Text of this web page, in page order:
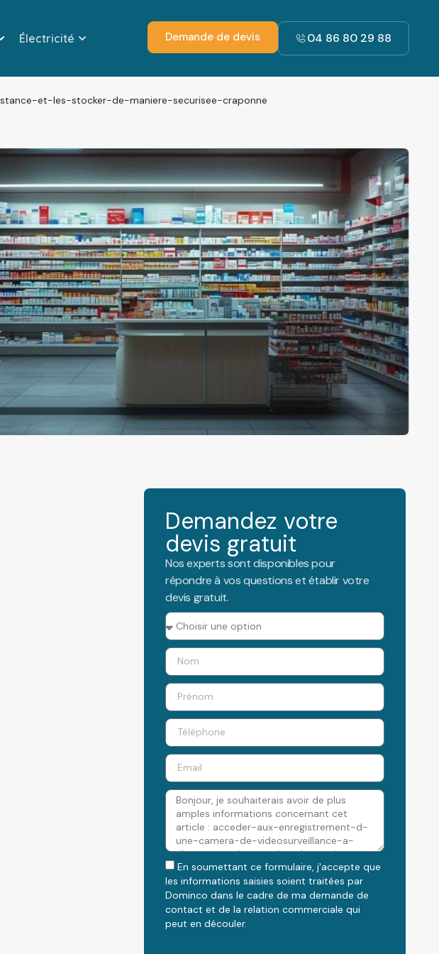
Électricité Demande de devis 04 86 80 29 88
et-les-stocker-de-maniere-securisee-craponne
Demandez votre
devis gratuit
Nos experts sont disponibles pour
répondre à vos questions et établir votre
devis gratuit.
En soumettant ce formulaire, j'accepte que
les informations saisies soient traitées par
Dominco dans le cadre de ma demande de
contact et de la relation commerciale qui
peut en découler.